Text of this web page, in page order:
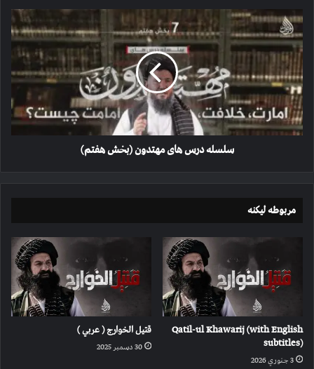
سلسله
درس
های
مهتدون
(بخش
هفتم)
سلسله درس های مهتدون (بخش هفتم)
مربوطه لیکنه
Qatil-ul Khawarij (with English
subtitles)
3 جنوري 2026
قتیل الخوارج ( عربي )
30 دسمبر 2025